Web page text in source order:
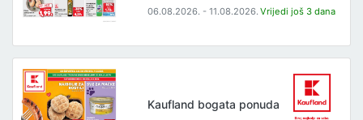
06.08.2026. - 11.08.2026. Vrijedi još 3 dana
Kaufland bogata ponuda